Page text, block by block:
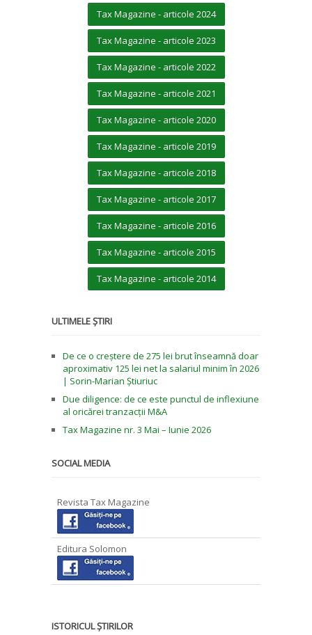
Tax Magazine - articole 2024
Tax Magazine - articole 2023
Tax Magazine - articole 2022
Tax Magazine - articole 2021
Tax Magazine - articole 2020
Tax Magazine - articole 2019
Tax Magazine - articole 2018
Tax Magazine - articole 2017
Tax Magazine - articole 2016
Tax Magazine - articole 2015
Tax Magazine - articole 2014
ULTIMELE ȘTIRI
De ce o creștere de 275 lei brut înseamnă doar
aproximativ 125 lei net la salariul minim în 2026
| Sorin-Marian Știuriuc
Due diligence: de ce este punctul de inflexiune
al oricărei tranzacții M&A
Tax Magazine nr. 3 Mai – Iunie 2026
SOCIAL MEDIA
Revista Tax Magazine
Editura Solomon
ISTORICUL ȘTIRILOR